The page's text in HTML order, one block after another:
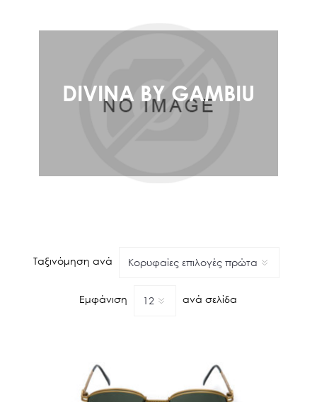
DIVINA BY GAMBIU
Ταξινόμηση ανά
Εμφάνιση ανά σελίδα